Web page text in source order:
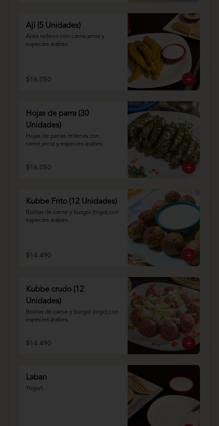
Ají (5 Unidades)
Ajies relleno con carne,arroz y
especies árabes.
$16.050
Hojas de parra (30
Unidades)
Hojas de parras rellenas con
carne,arroz y especies árabes.
$16.050
Kubbe Frito (12 Unidades)
Bolitas de carne y burgol (trigo),con
especies árabes.
$14.490
Kubbe crudo (12
Unidades)
Bolitas de carne y burgol (trigo),con
especies árabes.
$14.490
Laban
Yogurt.